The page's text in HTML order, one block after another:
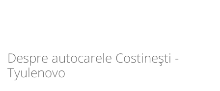
11:35 Tyulenovo Statie Tyulenovo
Despre autocarele Costinești -
Tyulenovo